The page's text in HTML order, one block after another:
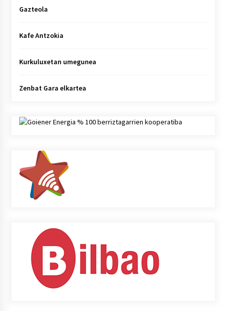
Gazteola
Kafe Antzokia
Kurkuluxetan umegunea
Zenbat Gara elkartea